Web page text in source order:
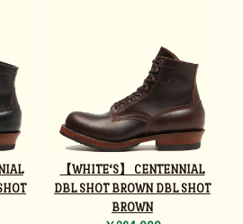
【WHITE‘S】 CENTENNIAL
DBL SHOT BROWN DBL SHOT
BROWN